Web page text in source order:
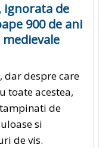
ignorata de
900 de ani
medievale
dar despre care
toate acestea,
de
si
de vis.